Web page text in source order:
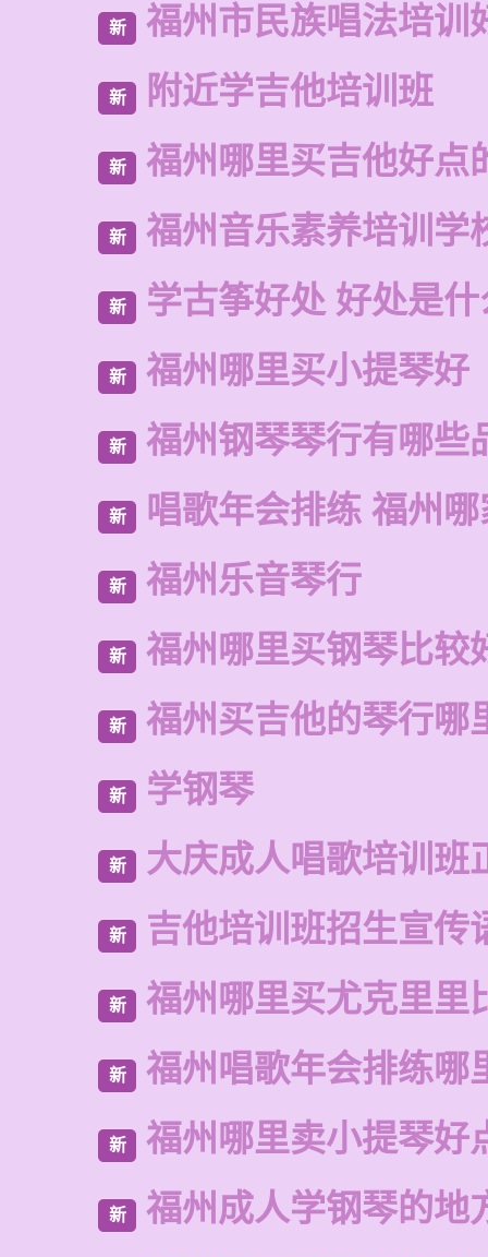
新 福州市民族唱法培训
新 附近学吉他培训班
新 福州哪里买吉他好点
新 福州音乐素养培训学
新 学古筝好处 好处是什
新 福州哪里买小提琴好
新 福州钢琴琴行有哪些
新 唱歌年会排练 福州
新 福州乐音琴行
新 福州哪里买钢琴比较
新 福州买吉他的琴行哪
新 学钢琴
新 大庆成人唱歌培训班
新 吉他培训班招生宣传
新 福州哪里买尤克里里
新 福州唱歌年会排练哪
新 福州哪里卖小提琴好
新 福州成人学钢琴的地